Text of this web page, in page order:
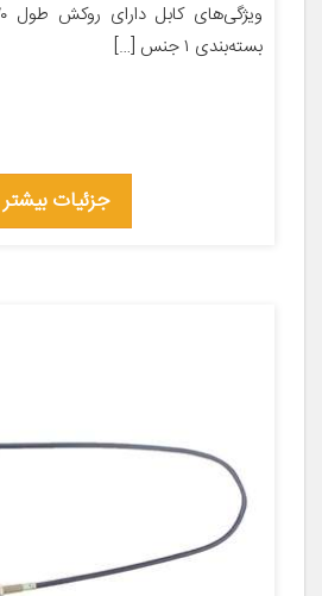
بسته‌بندی ۱ جنس […]
جزئیات بیشتر